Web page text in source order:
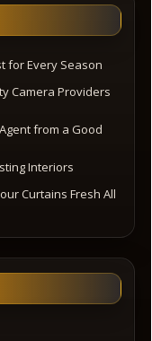
for Every Season
Camera Providers
from a Good
Interiors
Curtains Fresh All